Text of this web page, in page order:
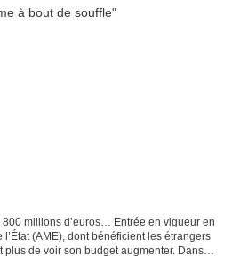
millions d’euros… Entrée en vigueur en
(AME), dont bénéficient les étrangers
plus de voir son budget augmenter. Dans